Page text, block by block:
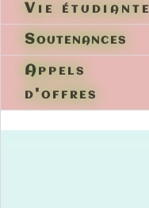
Vie étudiante
Soutenances
Appels
d'offres